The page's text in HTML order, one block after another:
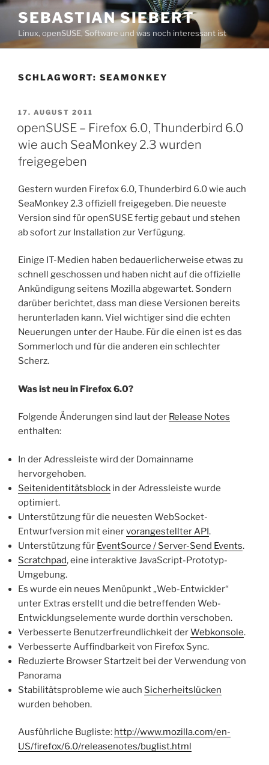
Zum
Inhalt
springen
SEBASTIAN SIEBERT
Linux, openSUSE, Software und was noch interessant ist
SCHLAGWORT: SEAMONKEY
VERÖFFENTLICHT
17. AUGUST 2011
openSUSE – Firefox 6.0, Thunderbird 6.0
wie auch SeaMonkey 2.3 wurden
freigegeben
Gestern wurden Firefox 6.0, Thunderbird 6.0 wie auch
SeaMonkey 2.3 offiziell freigegeben. Die neueste
Version sind für openSUSE fertig gebaut und stehen
ab sofort zur Installation zur Verfügung.
Einige IT-Medien haben bedauerlicherweise etwas zu
schnell geschossen und haben nicht auf die offizielle
Ankündigung seitens Mozilla abgewartet. Sondern
darüber berichtet, dass man diese Versionen bereits
herunterladen kann. Viel wichtiger sind die echten
Neuerungen unter der Haube. Für die einen ist es das
Sommerloch und für die anderen ein schlechter
Scherz.
Was ist neu in Firefox 6.0?
Folgende Änderungen sind laut der Release Notes
enthalten:
In der Adressleiste wird der Domainname
hervorgehoben.
Seitenidentitätsblock in der Adressleiste wurde
optimiert.
Unterstützung für die neuesten WebSocket-
Entwurfversion mit einervorangestellter API.
Unterstützung für EventSource / Server-Send Events.
Scratchpad, eine interaktive JavaScript-Prototyp-
Umgebung.
Es wurde ein neues Menüpunkt „Web-Entwickler“
unter Extras erstellt und die betreffenden Web-
Entwicklungselemente wurde dorthin verschoben.
Verbesserte Benutzerfreundlichkeit derWebkonsole.
Verbesserte Auffindbarkeit von Firefox Sync.
Reduzierte Browser Startzeit bei der Verwendung von
Panorama
Stabilitätsprobleme wie auch Sicherheitslücken
wurden behoben.
Ausführliche Bugliste: http://www.mozilla.com/en-
US/firefox/6.0/releasenotes/buglist.html